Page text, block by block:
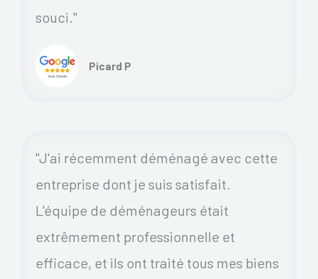
souci."
Picard P
"J'ai récemment déménagé avec cette
entreprise dont je suis satisfait.
L'équipe de déménageurs était
extrêmement professionnelle et
efficace, et ils ont traité tous mes biens